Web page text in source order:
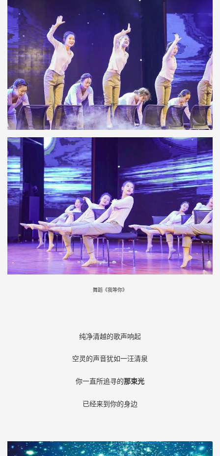
舞蹈《我等你》
纯净清越的歌声响起
空灵的声音犹如一汪清泉
你一直所追寻的那束光
已经来到你的身边